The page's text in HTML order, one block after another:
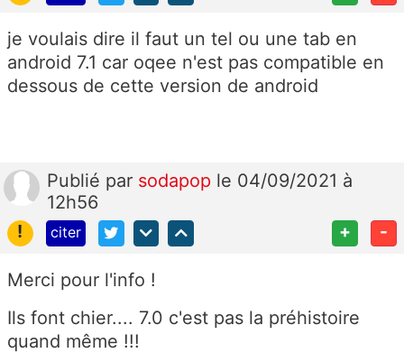
je voulais dire il faut un tel ou une tab en
android 7.1 car oqee n'est pas compatible en
dessous de cette version de android
Publié par sodapop le 04/09/2021 à
12h56
!
citer + -
Merci pour l'info !
Ils font chier.... 7.0 c'est pas la préhistoire
quand même !!!